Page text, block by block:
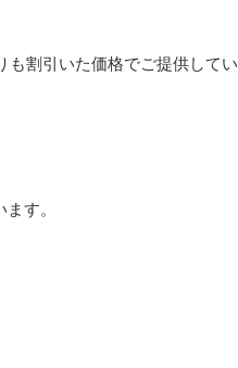
も割引いた価格でご提供してい
す。